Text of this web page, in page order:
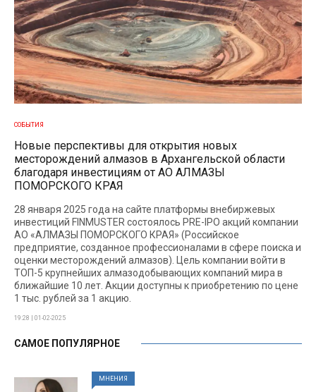
СОБЫТИЯ
Новые перспективы для открытия новых
месторождений алмазов в Архангельской области
благодаря инвестициям от АО АЛМАЗЫ
ПОМОРСКОГО КРАЯ
28 января 2025 года на сайте платформы внебиржевых
инвестиций FINMUSTER состоялось PRE-IPO акций компании
АО «АЛМАЗЫ ПОМОРСКОГО КРАЯ» (Российское
предприятие, созданное профессионалами в сфере поиска и
оценки месторождений алмазов). Цель компании войти в
ТОП-5 крупнейших алмазодобывающих компаний мира в
ближайшие 10 лет. Акции доступны к приобретению по цене
1 тыс. рублей за 1 акцию.
19:28 | 01-02-2025
САМОЕ ПОПУЛЯРНОЕ
МНЕНИЯ